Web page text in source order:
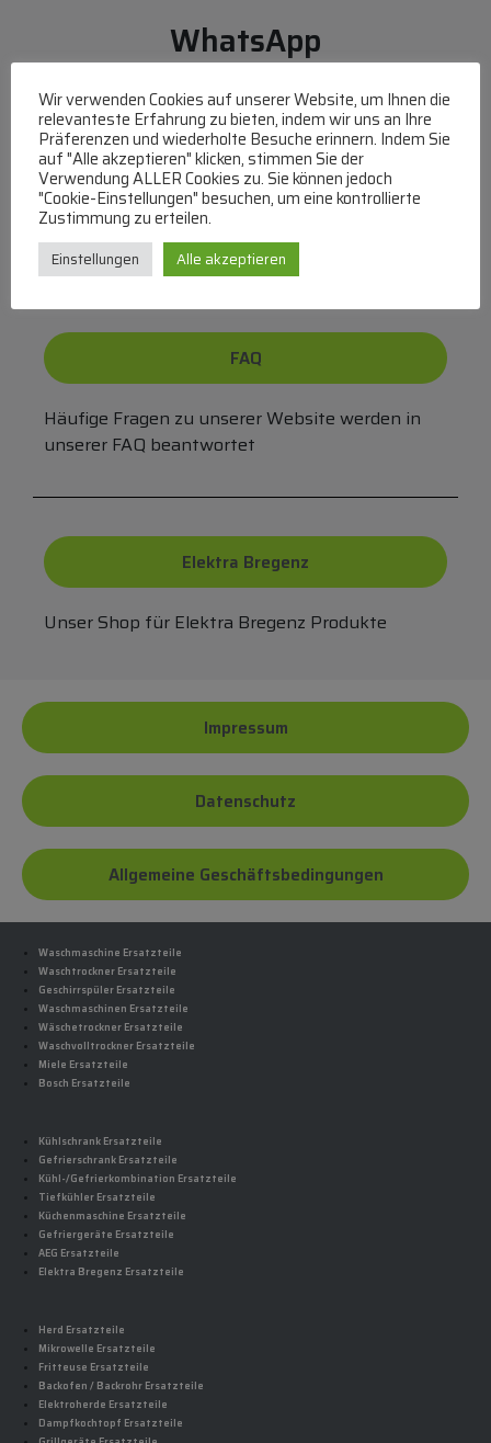
WhatsApp
aufnehmen
(MO-DO 8-17, FR 8-15 Uhr,+43 1 267 67 60)
Bei uns können Sie bezahlen per:
Überweisung
PayPal
MasterCard
FAQ
Häufige Fragen zu unserer Website werden in
unserer FAQ beantwortet
Elektra Bregenz
Unser Shop für Elektra Bregenz Produkte
Impressum
Datenschutz
Allgemeine Geschäftsbedingungen
Waschmaschine Ersatzteile
Waschtrockner Ersatzteile
Geschirrspüler Ersatzteile
Waschmaschinen Ersatzteile
Wäschetrockner Ersatzteile
Waschvolltrockner Ersatzteile
Miele Ersatzteile
Bosch Ersatzteile
Kühlschrank Ersatzteile
Gefrierschrank Ersatzteile
Kühl-/Gefrierkombination Ersatzteile
Tiefkühler Ersatzteile
Küchenmaschine Ersatzteile
Gefriergeräte Ersatzteile
AEG Ersatzteile
Elektra Bregenz Ersatzteile
Herd Ersatzteile
Mikrowelle Ersatzteile
Fritteuse Ersatzteile
Backofen / Backrohr Ersatzteile
Elektroherde Ersatzteile
Dampfkochtopf Ersatzteile
Wir verwenden Cookies auf unserer Website, um Ihnen die
relevanteste Erfahrung zu bieten, indem wir uns an Ihre
Präferenzen und wiederholte Besuche erinnern. Indem Sie
auf "Alle akzeptieren" klicken, stimmen Sie der
Verwendung ALLER Cookies zu. Sie können jedoch
"Cookie-Einstellungen" besuchen, um eine kontrollierte
Zustimmung zu erteilen.
Einstellungen Alle akzeptieren